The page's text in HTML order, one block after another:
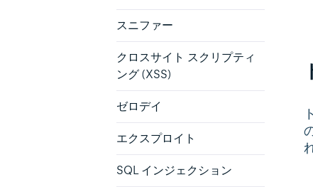
スニファー
クロスサイト スクリプティ
ング (XSS)
ゼロデイ
エクスプロイト
SQL インジェクション